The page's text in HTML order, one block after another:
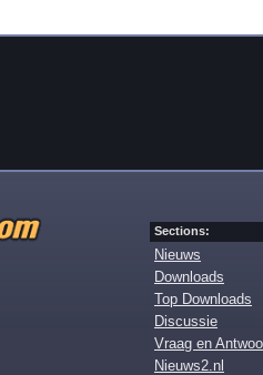
Sections:
Nieuws
Downloads
Top Downloads
Discussie
Vraag en
Nieuws2.nl